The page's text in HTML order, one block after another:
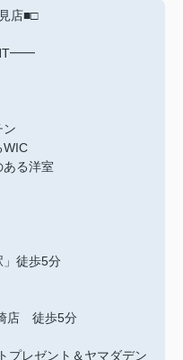
店■□
ン
WIC
る洋室
」徒歩5分
店 徒歩5分
プレゼント＆ヤマダデン